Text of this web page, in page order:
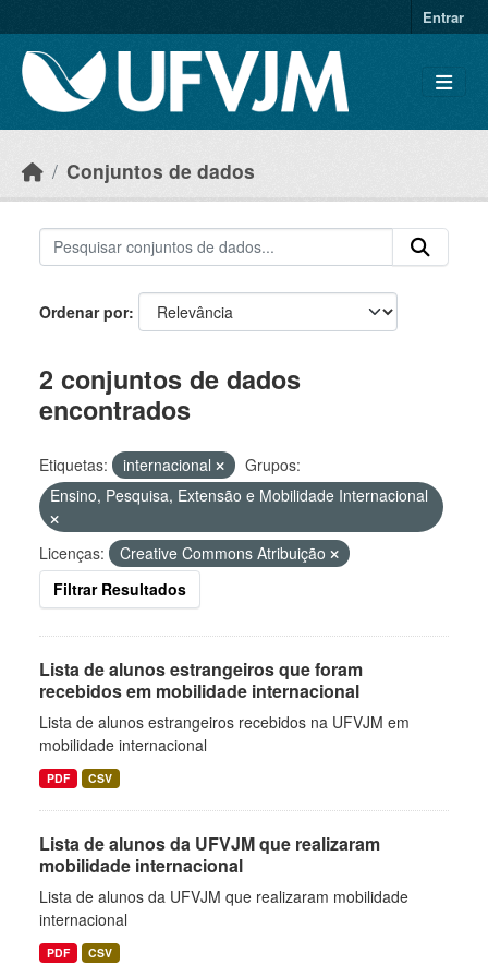
Entrar
Conjuntos de dados
Ordenar por
2 conjuntos de dados
encontrados
Etiquetas: internacional
Grupos:
Ensino, Pesquisa, Extensão e Mobilidade Internacional
Licenças:
Creative Commons Atribuição
Filtrar Resultados
Lista de alunos estrangeiros que foram
recebidos em mobilidade internacional
Lista de alunos estrangeiros recebidos na UFVJM em
mobilidade internacional
PDF CSV
Lista de alunos da UFVJM que realizaram
mobilidade internacional
Lista de alunos da UFVJM que realizaram mobilidade
internacional
PDF CSV